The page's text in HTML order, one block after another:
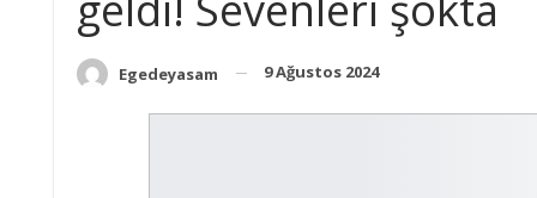
Egedeyasam 9 Ağustos 2024